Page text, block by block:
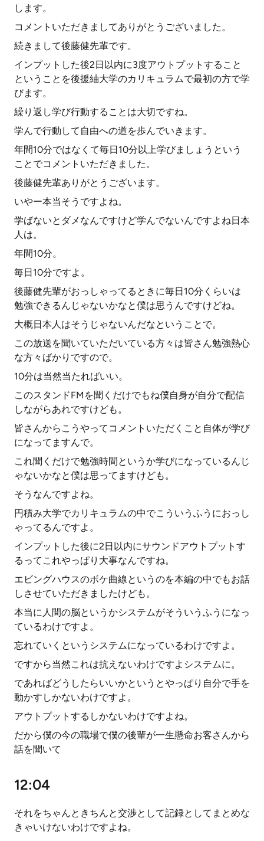
します。
コメントいただきましてありがとうございました。
続きまして後藤健先輩です。
インプットした後2日以内に3度アウトプットすること
ということを後援紬大学のカリキュラムで最初の方で学
びます。
繰り返し学び行動することは大切ですね。
学んで行動して自由への道を歩んでいきます。
年間10分ではなくて毎日10分以上学びましょうという
ことでコメントいただきました。
後藤健先輩ありがとうございます。
いやー本当そうですよね。
学ばないとダメなんですけど学んでないんですよね日本
人は。
年間10分。
毎日10分ですよ。
後藤健先輩がおっしゃってるときに毎日10分くらいは
勉強できるんじゃないかなと僕は思うんですけどね。
大概日本人はそうじゃないんだなということで。
この放送を聞いていただいている方々は皆さん勉強熱心
な方々ばかりですので。
10分は当然当たればいい。
このスタンドFMを聞くだけでもね僕自身が自分で配信
しながらあれですけども。
皆さんからこうやってコメントいただくこと自体が学び
になってますんで。
これ聞くだけで勉強時間というか学びになっているんじ
ゃないかなと僕は思ってますけども。
そうなんですよね。
円積み大学でカリキュラムの中でこういうふうにおっし
ゃってるんですよ。
インプットした後に2日以内にサウンドアウトプットす
るってこれやっぱり大事なんですね。
エビングハウスのボケ曲線というのを本編の中でもお話
しさせていただきましたけども。
本当に人間の脳というかシステムがそういうふうになっ
ているわけですよ。
忘れていくというシステムになっているわけですよ。
ですから当然これは抗えないわけですよシステムに。
であればどうしたらいいかというとやっぱり自分で手を
動かすしかないわけですよ。
アウトプットするしかないわけですよね。
だから僕の今の職場で僕の後輩が一生懸命お客さんから
話を聞いて
12:04
それをちゃんときちんと交渉として記録としてまとめな
きゃいけないわけですよね。